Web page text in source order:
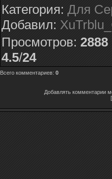
Категория: Для
Добавил:
Просмотров: 2888
4.5/24
Всего комментариев: 0
Добавлять комментарии